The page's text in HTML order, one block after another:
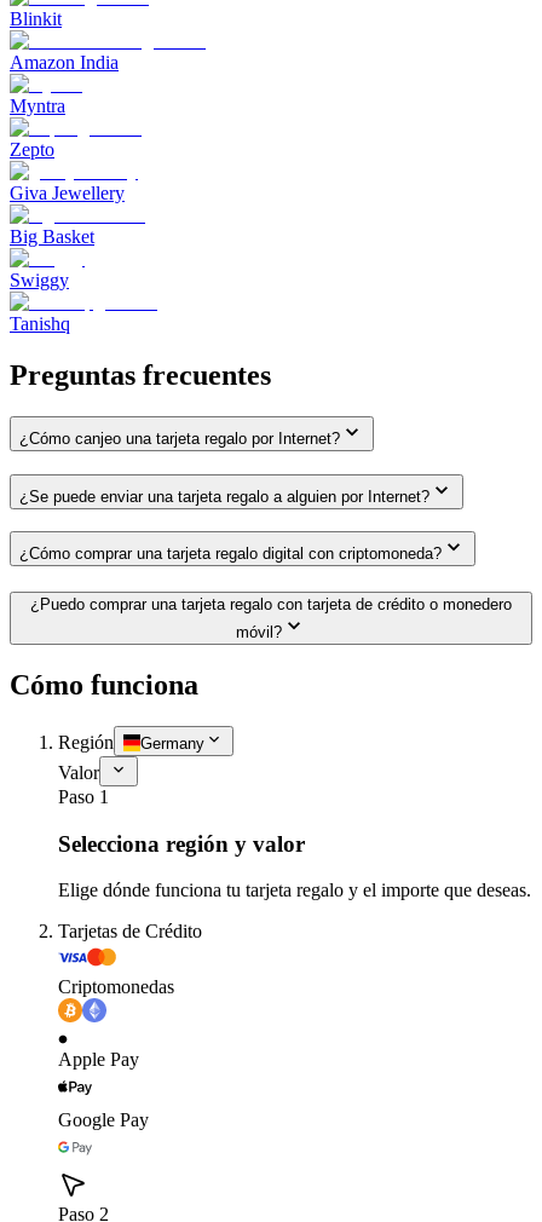
Blinkit
Amazon India
Myntra
Zepto
Giva Jewellery
Big Basket
Swiggy
Tanishq
Preguntas frecuentes
¿Cómo canjeo una tarjeta regalo por Internet?
¿Se puede enviar una tarjeta regalo a alguien por Internet?
¿Cómo comprar una tarjeta regalo digital con criptomoneda?
¿Puedo comprar una tarjeta regalo con tarjeta de crédito o monedero
móvil?
Cómo funciona
Región Germany
Valor
Paso 1
Selecciona región y valor
Elige dónde funciona tu tarjeta regalo y el importe que deseas.
Tarjetas de Crédito
Criptomonedas
Apple Pay
Google Pay
Paso 2